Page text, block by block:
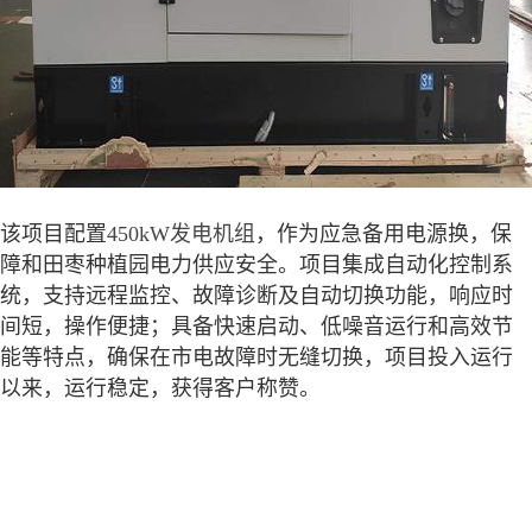
该项目配置450kW发电机组 ，作为应急备用电源换，保
障和田枣种植园电力供应安全。项目集成自动化控制系
统，支持远程监控、故障诊断及自动切换功能，响应时
间短，操作便捷；具备快速启动、低噪音运行和高效节
能等特点，确保在市电故障时无缝切换，项目投入运行
以来，运行稳定，获得客户称赞。